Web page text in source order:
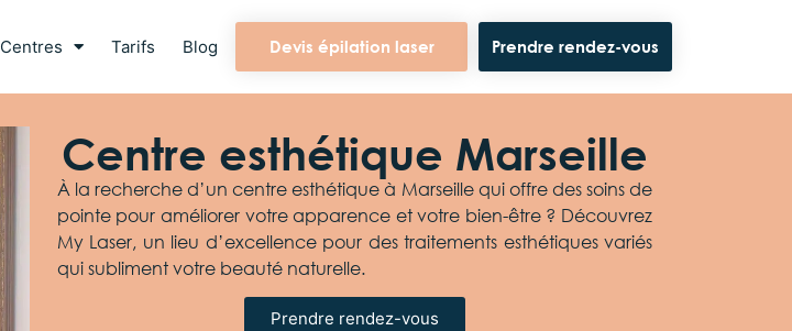
Centres Tarifs Blog Devis épilation laser Prendre rendez-vous
Centre esthétique Marseille
À la recherche d’un centre esthétique à Marseille qui offre des soins de
pointe pour améliorer votre apparence et votre bien-être ? Découvrez
My Laser, un lieu d’excellence pour des traitements esthétiques variés
qui subliment votre beauté naturelle.
Prendre rendez-vous